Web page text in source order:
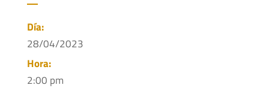
Día:
28/04/2023
Hora:
2:00 pm